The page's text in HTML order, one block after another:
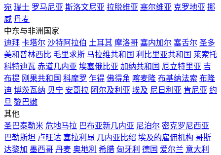
宛 瑞士 罗马尼亚 斯洛文尼亚 拉脱维亚 塞尔维亚 克罗地亚 挪
威 丹麦
中东与非洲国家
迪拜 卡塔尔 沙特阿拉伯 土耳其 摩洛哥 塞内加尔 塞舌尔 圣多
美和普林西比 毛里求斯 马拉维共和国 利比里亚共和国 莱索托
科特迪瓦 赤道几内亚 埃塞俄比亚 加纳共和国 厄立特里亚 吉
布提 刚果共和国 科摩罗 乍得 佛得角 喀麦隆 布基纳法索 布隆
迪 博茨瓦纳 贝宁 安哥拉 阿尔及利亚 埃及 尼日利亚 肯尼亚 约
旦 黎巴嫩
其他
圣巴泰勒米 危地马拉 巴布亚新几内亚 尼泊尔 密克罗尼西亚
巴勒斯坦 卢旺达 塞拉利昂 几内亚比绍 埃及的雇佣机构 哥斯
达黎加 墨西哥 丹麦 奥地利 希腊 匈牙利 德国 爱尔兰 意大利